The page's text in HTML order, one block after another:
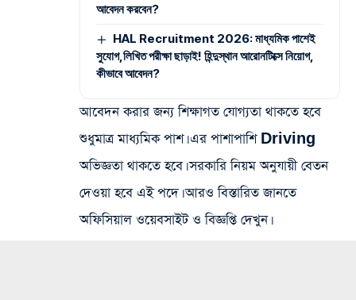
আবেদন করবেন?
HAL Recruitment 2026: মাধ্যমিক পাশেই
সুযোগ,লিখিত পরীক্ষা ছাড়াই! হিন্দুস্থান আরোনটিক্সে নিয়োগ,
কীভাবে আবেদন?
আবেদন করার জন্য শিক্ষাগত যোগ্যতা থাকতে হবে
শুধুমাত্র মাধ্যমিক পাশ। এর পাশাপাশি Driving
অভিজ্ঞতা থাকতে হবে। সরকারি নিয়ম অনুযায়ী বেতন
দেওয়া হবে এই পদে। আরও বিস্তারিত জানতে
অফিসিয়াল ওয়েবসাইট ও বিজ্ঞপ্তি দেখুন।